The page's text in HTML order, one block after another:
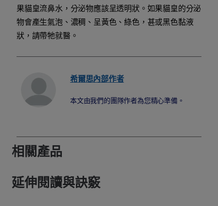
果貓皇流鼻水，分泌物應該呈透明狀。如果貓皇的分泌
物會產生氣泡、濃稠、呈黃色、綠色，甚或黑色黏液
狀，請帶牠就醫。
希爾思內部作者
本文由我們的團隊作者為您精心準備。
相關產品
延伸閱讀與訣竅